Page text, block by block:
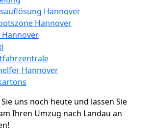
Hannover
Hannover
Hannover
uns noch heute und lassen Sie
Ihren Umzug nach Landau an